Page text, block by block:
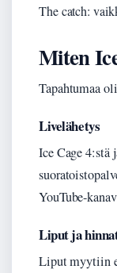
The catch:
Miten
Tapahtumaa
Livelähetys
Ice Cage
YouTube-
Liput ja
Liput myytiin